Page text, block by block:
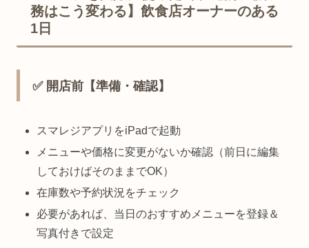
務はこう変わる】飲食店オーナーのある
1日
✅ 開店前【準備・確認】
スマレジアプリをiPadで起動
メニューや価格に変更がないか確認（前日に編集
しておけばそのままでOK）
在庫数や予約状況をチェック
必要があれば、当日のおすすめメニューを登録＆
写真付きで設定